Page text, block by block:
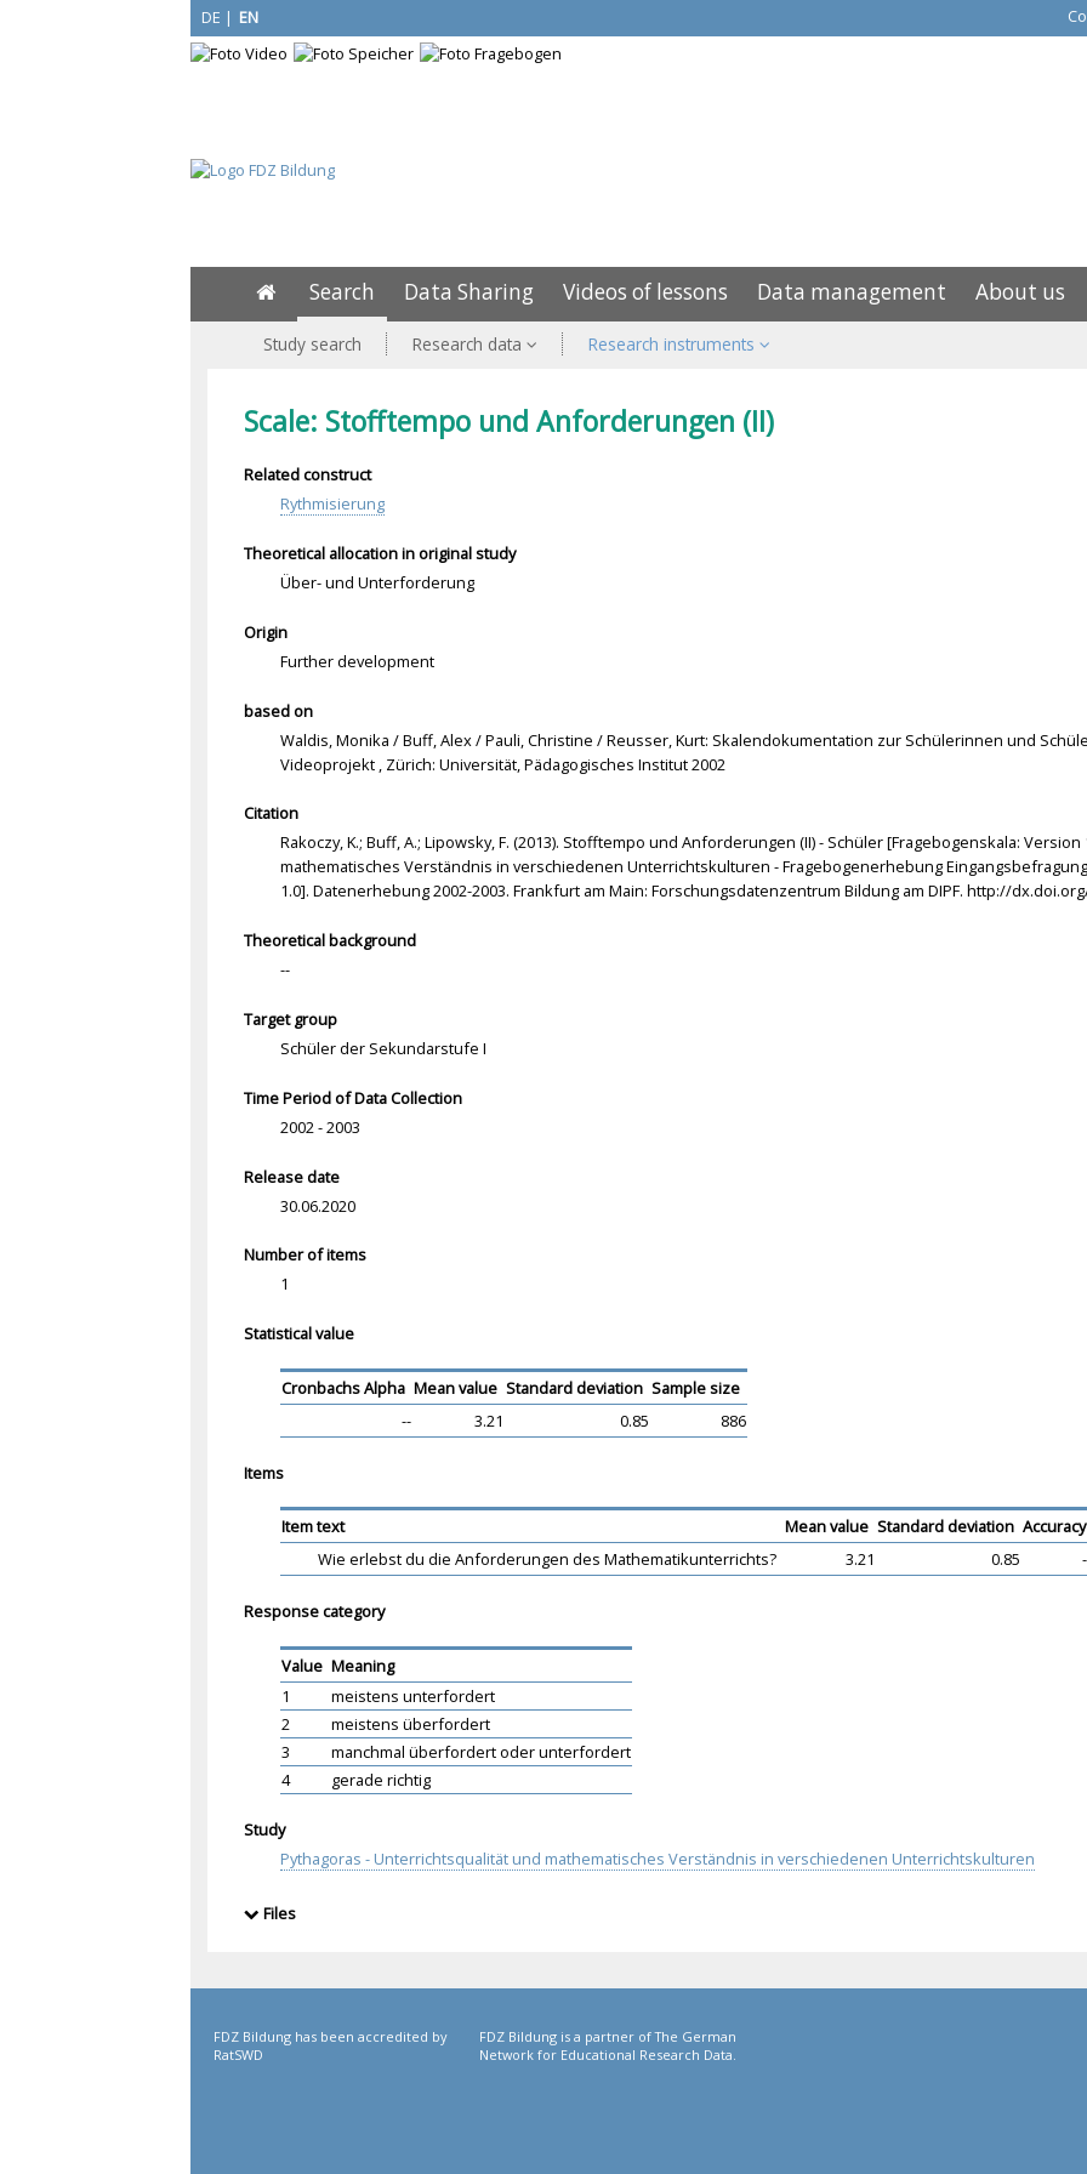
DE | EN
Search Data Sharing Videos of lessons Data management About us
Study search Research data Research instruments
Scale: Stofftempo und Anforderungen (II)
Related construct
Rythmisierung
Theoretical allocation in original study
Über- und Unterforderung
Origin
Further development
based on
Waldis, Monika / Buff, Alex / Pauli, Christine / Reusser, Kurt: Skalendokumentation zur Schülerinnen und
Videoprojekt , Zürich: Universität, Pädagogisches Institut 2002
Citation
Rakoczy, K.; Buff, A.; Lipowsky, F. (2013). Stofftempo und Anforderungen (II) - Schüler [Fragebogenskala:
mathematisches Verständnis in verschiedenen Unterrichtskulturen - Fragebogenerhebung
1.0]. Datenerhebung 2002-2003. Frankfurt am Main: Forschungsdatenzentrum Bildung am DIPF. http://
Theoretical background
--
Target group
Schüler der Sekundarstufe I
Time Period of Data Collection
2002 - 2003
Release date
30.06.2020
Number of items
1
Statistical value
Cronbachs Alpha Mean value Standard deviation Sample size
--
3.21 0.85 886
Items
Item text Mean value Standard deviation Accuracy
Wie erlebst du die Anforderungen des Mathematikunterrichts?
3.21 0.85
Response category
Value Meaning
1
meistens unterfordert
2
meistens überfordert
3
manchmal überfordert oder unterfordert
4
gerade richtig
Study
Pythagoras - Unterrichtsqualität und mathematisches Verständnis in verschiedenen Unterrichtskulturen
Files
FDZ Bildung has been accredited by
RatSWD
FDZ Bildung is a partner of The German
Network for Educational Research Data.